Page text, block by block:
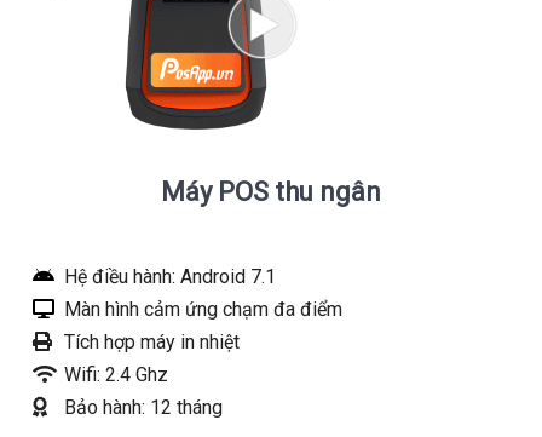
Máy POS thu ngân
Hệ điều hành: Android 7.1
Màn hình cảm ứng chạm đa điểm
Tích hợp máy in nhiệt
Wifi: 2.4 Ghz
Bảo hành: 12 tháng